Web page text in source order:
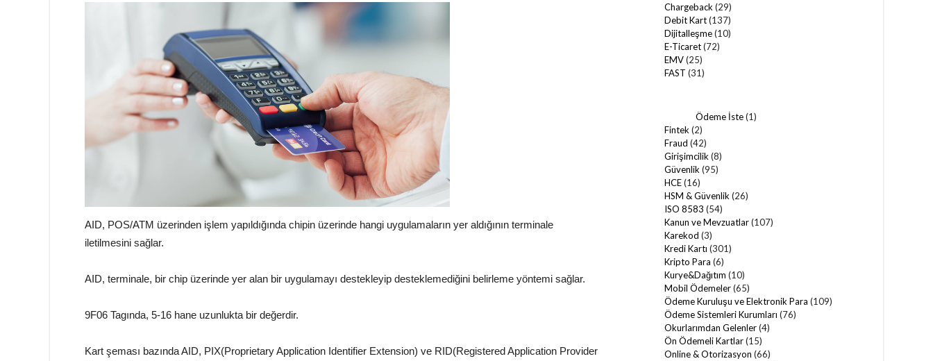
AID, POS/ATM üzerinden işlem yapıldığında chipin üzerinde hangi uygulamaların yer aldığının terminale
iletilmesini sağlar.
AID, terminale, bir chip üzerinde yer alan bir uygulamayı destekleyip desteklemediğini belirleme yöntemi sağlar.
9F06 Tagında, 5-16 hane uzunlukta bir değerdir.
Kart şeması bazında AID, PIX(Proprietary Application Identifier Extension) ve RID(Registered Application Provider
Chargeback (29)
Debit Kart(137)
Dijitalleşme(10)
E-Ticaret(72)
EMV(25)
FAST (31)
Ödeme İste(1)
Fintek (2)
Fraud (42)
Girişimcilik (8)
Güvenlik (95)
HCE(16)
HSM & Güvenlik (26)
ISO 8583 (54)
Kanun ve Mevzuatlar(107)
Karekod (3)
Kredi Kartı (301)
Kripto Para (6)
Kurye&Dağıtım (10)
Mobil Ödemeler(65)
Ödeme Kuruluşu ve Elektronik Para (109)
Ödeme Sistemleri Kurumları (76)
Okurlarımdan Gelenler(4)
Ön Ödemeli Kartlar(15)
Online & Otorizasyon (66)